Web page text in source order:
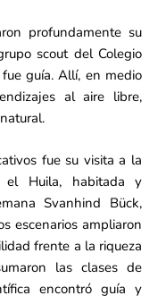
profundamente su
scout del Colegio
guía. Allí, en medio
al aire libre,
fue su visita a la
el Huila, habitada y
Svanhind Bück,
escenarios ampliaron
frente a la riqueza
las clases de
encontró guía y